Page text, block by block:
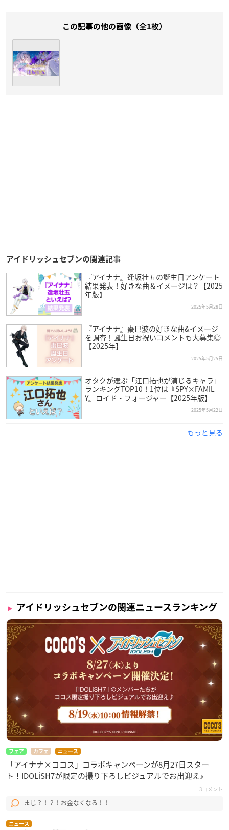
この記事の他の画像（全1枚）
アイドリッシュセブンの関連記事
『アイナナ』逢坂壮五の誕生日アンケート
結果発表！好きな曲＆イメージは？【2025
年版】
2025年5月28日
『アイナナ』棗巳波の好きな曲&イメージ
を調査！誕生日お祝いコメントも大募集◎
【2025年】
2025年5月25日
オタクが選ぶ「江口拓也が演じるキャラ」
ランキングTOP10！1位は『SPY×FAMIL
Y』ロイド・フォージャー【2025年版】
2025年5月22日
もっと見る
アイドリッシュセブンの関連ニュースランキング
フェア カフェ ニュース
「アイナナ×ココス」コラボキャンペーンが8月27日スター
ト！IDOLiSH7が限定の撮り下ろしビジュアルでお出迎え♪
3コメント
まじ？！？！お金なくなる！！
ニュース